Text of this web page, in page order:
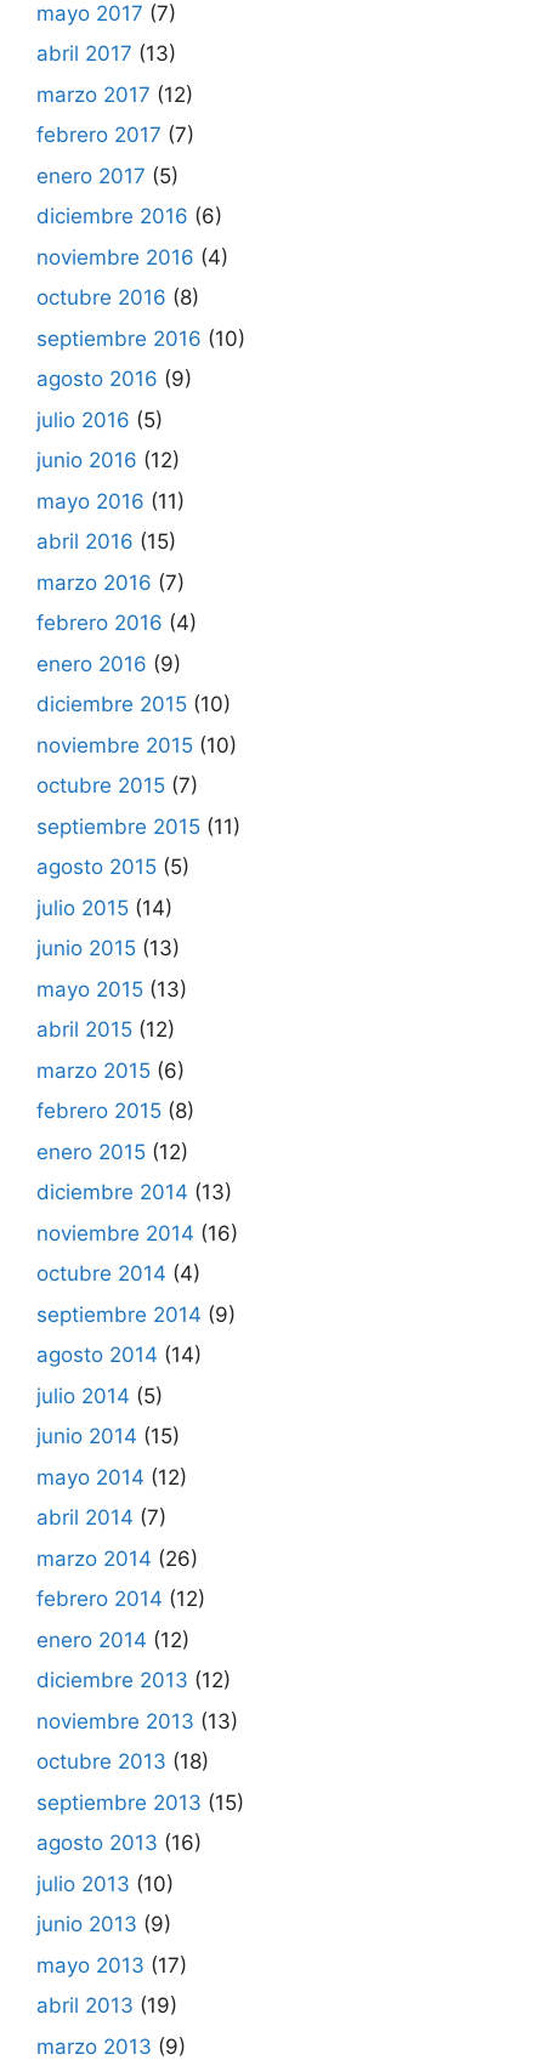
mayo 2017 (7)
abril 2017 (13)
marzo 2017 (12)
febrero 2017 (7)
enero 2017 (5)
diciembre 2016 (6)
noviembre 2016 (4)
octubre 2016 (8)
septiembre 2016 (10)
agosto 2016 (9)
julio 2016 (5)
junio 2016 (12)
mayo 2016 (11)
abril 2016 (15)
marzo 2016 (7)
febrero 2016 (4)
enero 2016 (9)
diciembre 2015 (10)
noviembre 2015 (10)
octubre 2015 (7)
septiembre 2015 (11)
agosto 2015 (5)
julio 2015 (14)
junio 2015 (13)
mayo 2015 (13)
abril 2015 (12)
marzo 2015 (6)
febrero 2015 (8)
enero 2015 (12)
diciembre 2014 (13)
noviembre 2014 (16)
octubre 2014 (4)
septiembre 2014 (9)
agosto 2014 (14)
julio 2014 (5)
junio 2014 (15)
mayo 2014 (12)
abril 2014 (7)
marzo 2014 (26)
febrero 2014 (12)
enero 2014 (12)
diciembre 2013 (12)
noviembre 2013 (13)
octubre 2013 (18)
septiembre 2013 (15)
agosto 2013 (16)
julio 2013 (10)
junio 2013 (9)
mayo 2013 (17)
abril 2013 (19)
marzo 2013 (9)